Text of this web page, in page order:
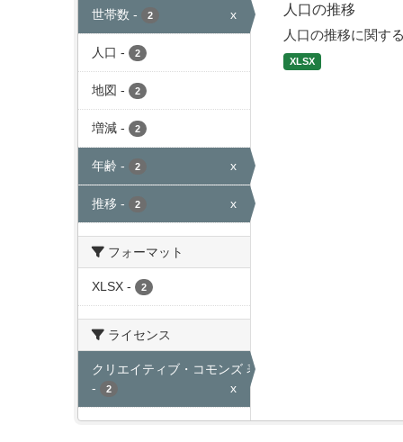
世帯数 - 2 x
人口 - 2
地図 - 2
増減 - 2
年齢 - 2 x
推移 - 2 x
フォーマット
XLSX - 2
ライセンス
クリエイティブ・コモンズ 表示
-
2 x
人口の推移
人口の推移に関す
XLSX